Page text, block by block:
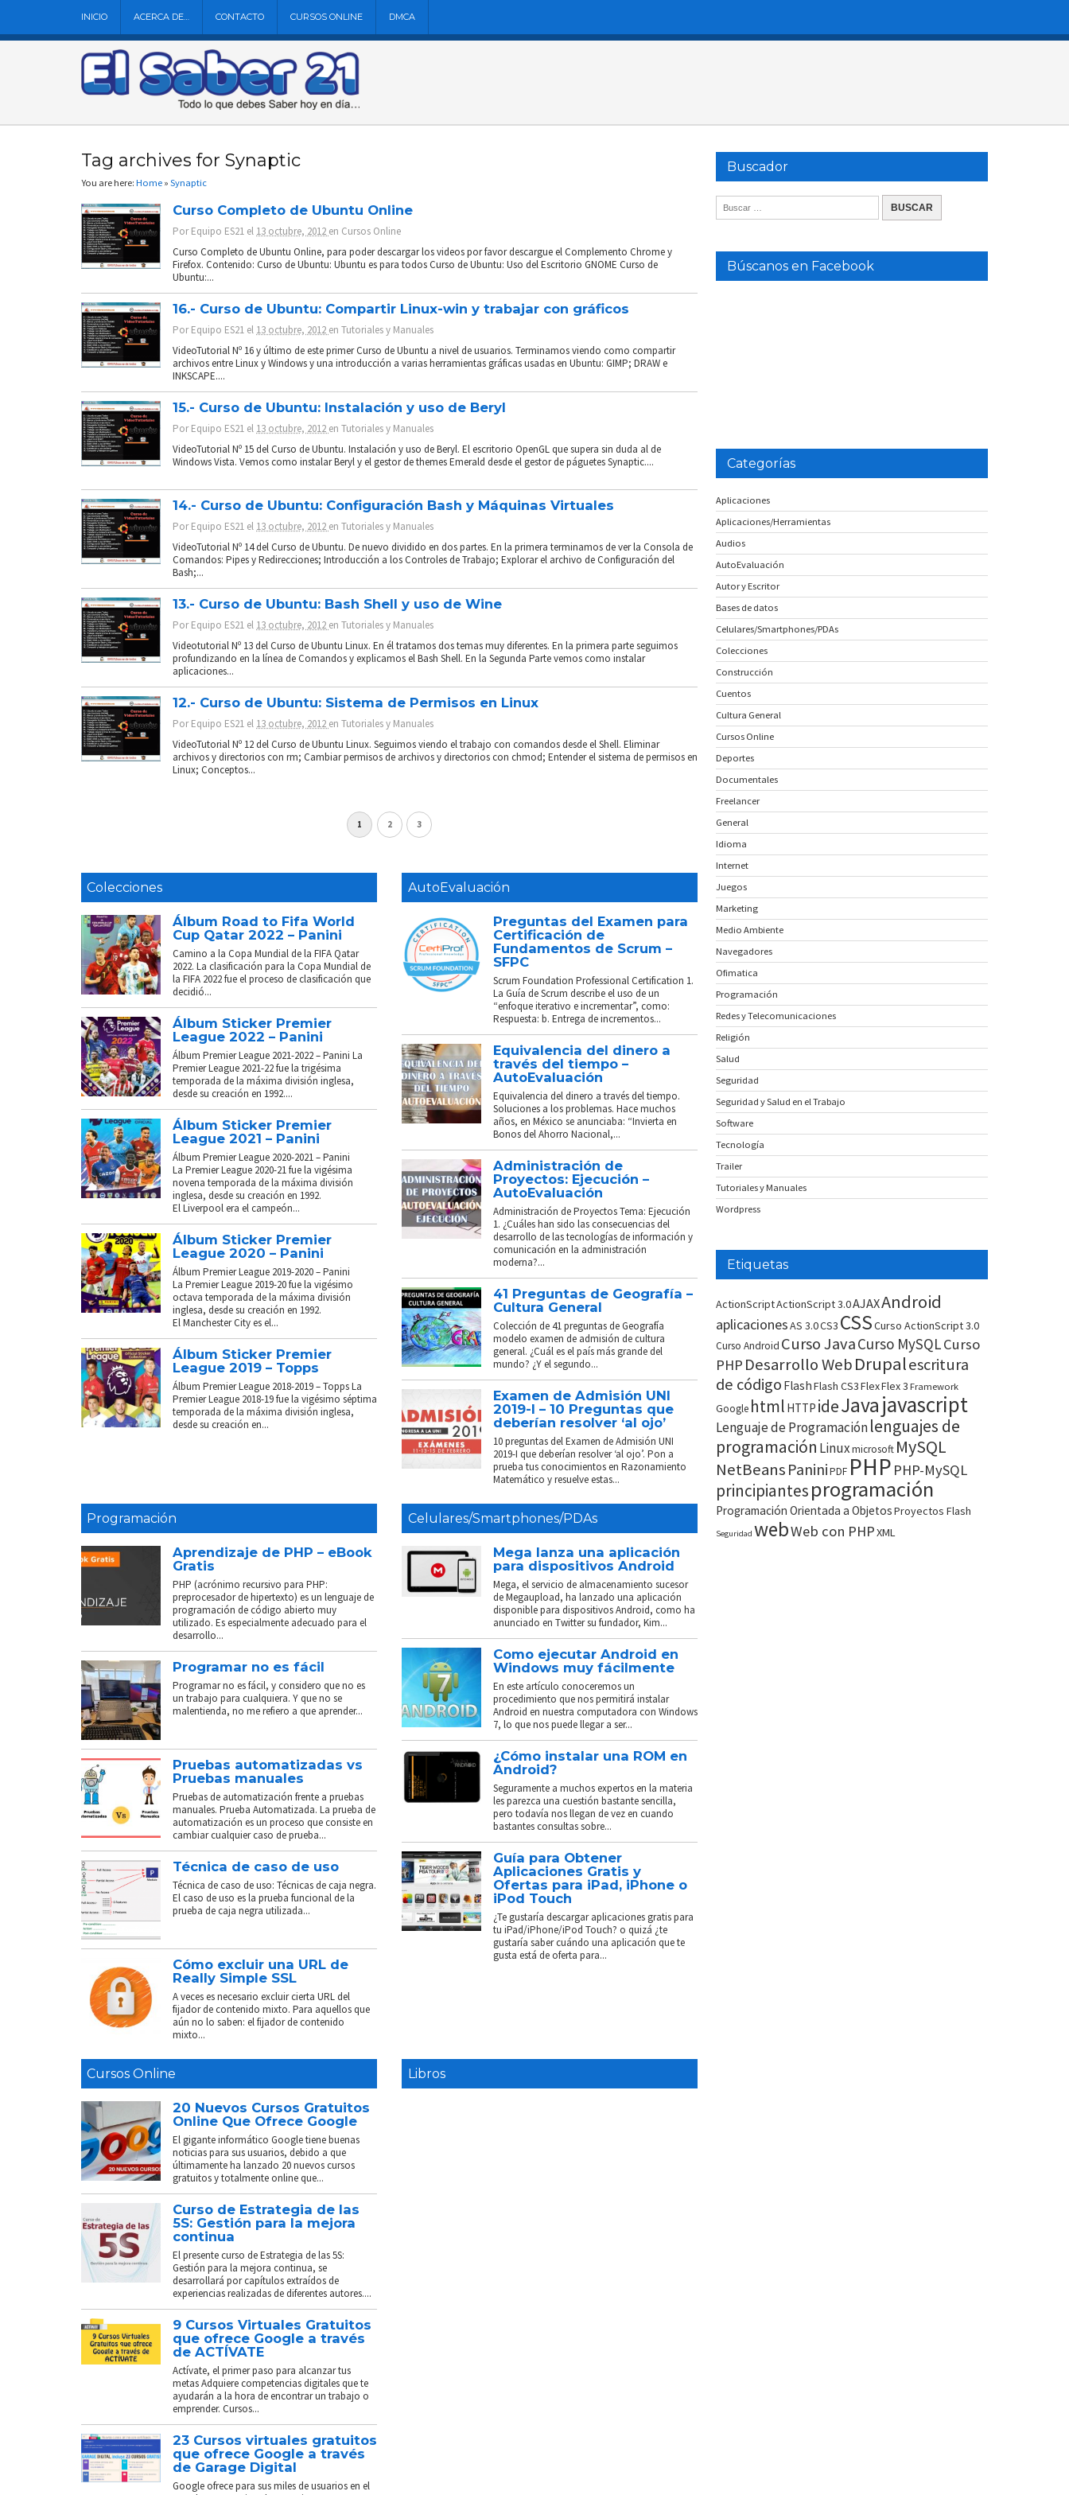
INICIO ACERCA DE… CONTACTO CURSOS ONLINE DMCA
Tag archives for Synaptic
You are here: Home » Synaptic
Curso Completo de Ubuntu Online
PorEquipo ES21 el 13 octubre, 2012 en Cursos Online
Curso Completo de Ubuntu Online, para poder descargar los videos por favor descargue el Complemento Chrome y
Firefox. Contenido: Curso de Ubuntu: Ubuntu es para todos Curso de Ubuntu: Uso del Escritorio GNOME Curso de
Ubuntu:...
16.- Curso de Ubuntu: Compartir Linux-win y trabajar con gráficos
PorEquipo ES21 el 13 octubre, 2012 en Tutoriales y Manuales
VideoTutorial Nº 16 y último de este primer Curso de Ubuntu a nivel de usuarios. Terminamos viendo como compartir
archivos entre Linux y Windows y una introducción a varias herramientas gráficas usadas en Ubuntu: GIMP; DRAW e
INKSCAPE....
15.- Curso de Ubuntu: Instalación y uso de Beryl
PorEquipo ES21 el 13 octubre, 2012 en Tutoriales y Manuales
VideoTutorial Nº 15 del Curso de Ubuntu. Instalación y uso de Beryl. El escritorio OpenGL que supera sin duda al de
Windows Vista. Vemos como instalar Beryl y el gestor de themes Emerald desde el gestor de páguetes Synaptic....
14.- Curso de Ubuntu: Configuración Bash y Máquinas Virtuales
PorEquipo ES21 el 13 octubre, 2012 en Tutoriales y Manuales
VideoTutorial Nº 14 del Curso de Ubuntu. De nuevo dividido en dos partes. En la primera terminamos de ver la Consola de
Comandos: Pipes y Redirecciones; Introducción a los Controles de Trabajo; Explorar el archivo de Configuración del
Bash;...
13.- Curso de Ubuntu: Bash Shell y uso de Wine
PorEquipo ES21 el 13 octubre, 2012 en Tutoriales y Manuales
Videotutorial Nº 13 del Curso de Ubuntu Linux. En él tratamos dos temas muy diferentes. En la primera parte seguimos
profundizando en la línea de Comandos y explicamos el Bash Shell. En la Segunda Parte vemos como instalar
aplicaciones...
12.- Curso de Ubuntu: Sistema de Permisos en Linux
PorEquipo ES21 el 13 octubre, 2012 en Tutoriales y Manuales
VideoTutorial Nº 12 del Curso de Ubuntu Linux. Seguimos viendo el trabajo con comandos desde el Shell. Eliminar
archivos y directorios con rm; Cambiar permisos de archivos y directorios con chmod; Entender el sistema de permisos en
Linux; Conceptos...
1 2 3
Colecciones
Álbum Road to Fifa World
Cup Qatar 2022 – Panini
Camino a la Copa Mundial de la FIFA Qatar
2022. La clasificación para la Copa Mundial de
la FIFA 2022 fue el proceso de clasificación que
decidió...
Álbum Sticker Premier
League 2022 – Panini
Álbum Premier League 2021-2022 – Panini La
Premier League 2021-22 fue la trigésima
temporada de la máxima división inglesa,
desde su creación en 1992....
Álbum Sticker Premier
League 2021 – Panini
Álbum Premier League 2020-2021 – Panini
La Premier League 2020-21 fue la vigésima
novena temporada de la máxima división
inglesa, desde su creación en 1992.
El Liverpool era el campeón...
Álbum Sticker Premier
League 2020 – Panini
Álbum Premier League 2019-2020 – Panini
La Premier League 2019-20 fue la vigésimo
octava temporada de la máxima división
inglesa, desde su creación en 1992.
El Manchester City es el...
Álbum Sticker Premier
League 2019 – Topps
Álbum Premier League 2018-2019 – Topps La
Premier League 2018-19 fue la vigésimo séptima
temporada de la máxima división inglesa,
desde su creación en...
AutoEvaluación
Preguntas del Examen para
Certificación de
Fundamentos de Scrum –
SFPC
Scrum Foundation Professional Certification 1.
La Guía de Scrum describe el uso de un
“enfoque iterativo e incrementar”, como:
Respuesta: b. Entrega de incrementos...
Equivalencia del dinero a
través del tiempo –
AutoEvaluación
Equivalencia del dinero a través del tiempo.
Soluciones a los problemas. Hace muchos
años, en México se anunciaba: “Invierta en
Bonos del Ahorro Nacional,...
Administración de
Proyectos: Ejecución –
AutoEvaluación
Administración de Proyectos Tema: Ejecución
1. ¿Cuáles han sido las consecuencias del
desarrollo de las tecnologías de información y
comunicación en la administración
moderna?...
41 Preguntas de Geografía –
Cultura General
Colección de 41 preguntas de Geografía
modelo examen de admisión de cultura
general. ¿Cuál es el país más grande del
mundo? ¿Y el segundo...
Examen de Admisión UNI
2019-I – 10 Preguntas que
deberían resolver ‘al ojo’
10 preguntas del Examen de Admisión UNI
2019-I que deberían resolver ‘al ojo’. Pon a
prueba tus conocimientos en Razonamiento
Matemático y resuelve estas...
Programación
Aprendizaje de PHP – eBook
Gratis
PHP (acrónimo recursivo para PHP:
preprocesador de hipertexto) es un lenguaje de
programación de código abierto muy
utilizado. Es especialmente adecuado para el
desarrollo...
Programar no es fácil
Programar no es fácil, y considero que no es
un trabajo para cualquiera. Y que no se
malentienda, no me refiero a que aprender...
Pruebas automatizadas vs
Pruebas manuales
Pruebas de automatización frente a pruebas
manuales. Prueba Automatizada. La prueba de
automatización es un proceso que consiste en
cambiar cualquier caso de prueba...
Técnica de caso de uso
Técnica de caso de uso: Técnicas de caja negra.
El caso de uso es la prueba funcional de la
prueba de caja negra utilizada...
Cómo excluir una URL de
Really Simple SSL
A veces es necesario excluir cierta URL del
fijador de contenido mixto. Para aquellos que
aún no lo saben: el fijador de contenido
mixto...
Celulares/Smartphones/PDAs
Mega lanza una aplicación
para dispositivos Android
Mega, el servicio de almacenamiento sucesor
de Megaupload, ha lanzado una aplicación
disponible para dispositivos Android, como ha
anunciado en Twitter su fundador, Kim...
Como ejecutar Android en
Windows muy fácilmente
En este artículo conoceremos un
procedimiento que nos permitirá instalar
Android en nuestra computadora con Windows
7, lo que nos puede llegar a ser...
¿Cómo instalar una ROM en
Android?
Seguramente a muchos expertos en la materia
les parezca una cuestión bastante sencilla,
pero todavía nos llegan de vez en cuando
bastantes consultas sobre...
Guía para Obtener
Aplicaciones Gratis y
Ofertas para iPad, iPhone o
iPod Touch
¿Te gustaría descargar aplicaciones gratis para
tu iPad/iPhone/iPod Touch? o quizá ¿te
gustaría saber cuándo una aplicación que te
gusta está de oferta para...
Cursos Online
20 Nuevos Cursos Gratuitos
Online Que Ofrece Google
El gigante informático Google tiene buenas
noticias para sus usuarios, debido a que
últimamente ha lanzado 20 nuevos cursos
gratuitos y totalmente online que...
Curso de Estrategia de las
5S: Gestión para la mejora
continua
El presente curso de Estrategia de las 5S:
Gestión para la mejora continua, se
desarrollará por capítulos extraídos de
experiencias realizadas de diferentes autores....
9 Cursos Virtuales Gratuitos
que ofrece Google a través
de ACTÍVATE
Actívate, el primer paso para alcanzar tus
metas Adquiere competencias digitales que te
ayudarán a la hora de encontrar un trabajo o
emprender. Cursos...
23 Cursos virtuales gratuitos
que ofrece Google a través
de Garage Digital
Google ofrece para sus miles de usuarios en el
Libros
Buscador
Búscanos en Facebook
Categorías
Aplicaciones
Aplicaciones/Herramientas
Audios
AutoEvaluación
Autor y Escritor
Bases de datos
Celulares/Smartphones/PDAs
Colecciones
Construcción
Cuentos
Cultura General
Cursos Online
Deportes
Documentales
Freelancer
General
Idioma
Internet
Juegos
Marketing
Medio Ambiente
Navegadores
Ofimatica
Programación
Redes y Telecomunicaciones
Religión
Salud
Seguridad
Seguridad y Salud en el Trabajo
Software
Tecnología
Trailer
Tutoriales y Manuales
Wordpress
Etiquetas
ActionScriptActionScript 3.0AJAXAndroid
aplicacionesAS 3.0CS3 CSSCurso ActionScript 3.0
Curso Android Curso JavaCurso MySQLCurso
PHP Desarrollo WebDrupalescritura
de código FlashFlash CS3FlexFlex 3 Framework
Google html HTTP ideJavajavascript
Lenguaje de Programaciónlenguajes de
programación Linuxmicrosoft MySQL
NetBeans PaniniPDF PHP PHP-MySQL
principiantesprogramación
Programación Orientada a ObjetosProyectos Flash
Seguridad webWeb con PHPXML